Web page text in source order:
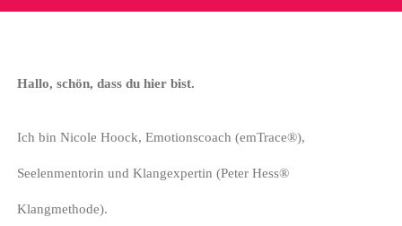
Hallo, schön, dass du hier bist.
Ich bin Nicole Hoock, Emotionscoach (emTrace®),
Seelenmentorin und Klangexpertin (Peter Hess®
Klangmethode).